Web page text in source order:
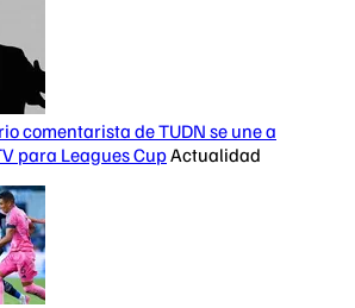
comentarista de TUDN se une a
para Leagues CupActualidad